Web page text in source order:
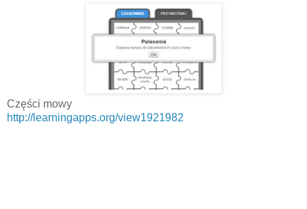
Części mowy
http://learningapps.org/view1921982